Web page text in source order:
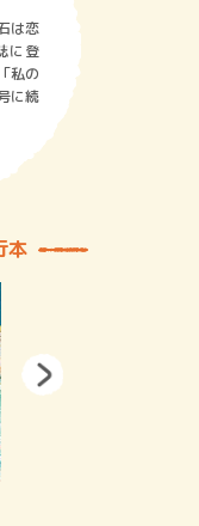
は恋
に登
私の
に続
本